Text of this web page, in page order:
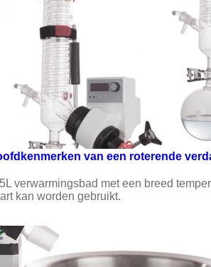
van een roterende
verwarmingsbad met een breed
kan worden gebruikt.